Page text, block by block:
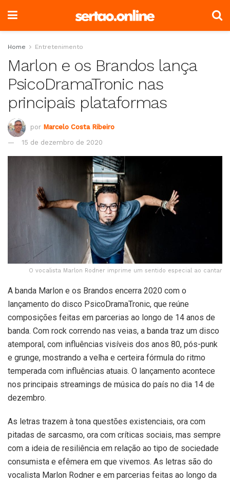
Home Entretenimento
Marlon e os Brandos lança
PsicoDramaTronic nas
principais plataformas
por Marcelo Costa Ribeiro
15 de dezembro de 2020
O vocalista Marlon Rodner imprime um sentido especial ao cantar
A banda Marlon e os Brandos encerra 2020 com o
lançamento do disco PsicoDramaTronic, que reúne
composições feitas em parcerias ao longo de 14 anos de
banda. Com rock correndo nas veias, a banda traz um disco
atemporal, com influências visíveis dos anos 80, pós-punk
e grunge, mostrando a velha e certeira fórmula do ritmo
temperada com influências atuais. O lançamento acontece
nos principais streamings de música do país no dia 14 de
dezembro.
As letras trazem à tona questões existenciais, ora com
pitadas de sarcasmo, ora com críticas sociais, mas sempre
com a ideia de resiliência em relação ao tipo de sociedade
consumista e efêmera em que vivemos. As letras são do
vocalista Marlon Rodner e em parcerias feitas ao longo da